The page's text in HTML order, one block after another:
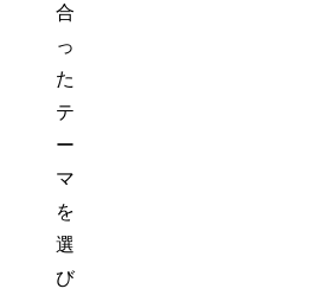
合
っ
た
テ
ー
マ
を
選
び